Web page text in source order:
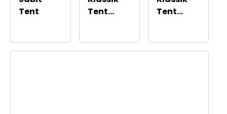
Tent
Tent
Tent